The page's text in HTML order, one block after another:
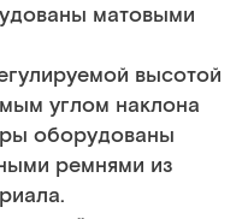
матовыми
высотой
углом наклона
оборудованы
ремнями из